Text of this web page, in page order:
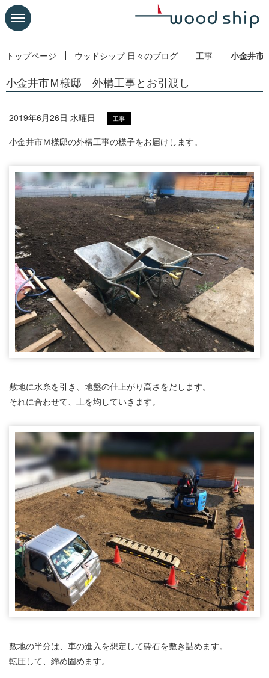
トップページ ウッドシップ 日々のブログ 工事 小金井市
小金井市Ｍ様邸 外構工事とお引渡し
2019年6月26日 水曜日 工事
小金井市Ｍ様邸の外構工事の様子をお届けします。
敷地に水糸を引き、地盤の仕上がり高さをだします。
それに合わせて、土を均していきます。
敷地の半分は、車の進入を想定して砕石を敷き詰めます。
転圧して、締め固めます。